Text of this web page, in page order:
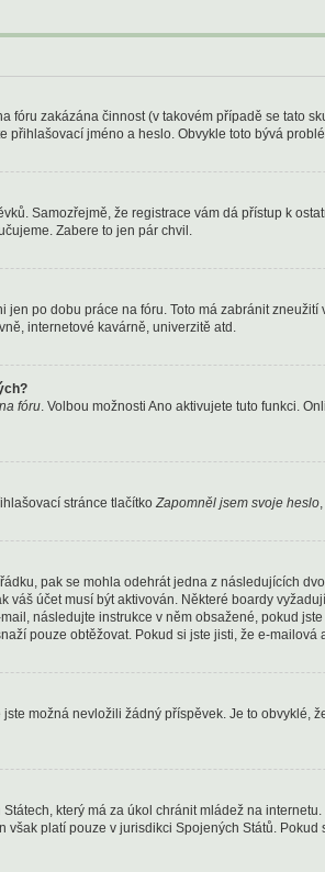
zakázána činnost (v takovém případě se tato
jméno a heslo. Obvykle toto bývá
Samozřejmě, že registrace vám dá přístup k
Zabere to jen pár chvil.
po dobu práce na fóru. Toto má zabránit
internetové kavárně, univerzitě atd.
fóru . Volbou možnosti Ano aktivujete tuto funkci.
stránce tlačítko Zapomněl jsem svoje heslo
pak se mohla odehrát jedna z následujících
účet musí být aktivován. Některé boardy
následujte instrukce v něm obsažené, pokud
pouze obtěžovat. Pokud si jste jisti, že e-
možná nevložili žádný příspěvek. Je to
který má za úkol chránit mládež na
platí pouze v jurisdikci Spojených Států.